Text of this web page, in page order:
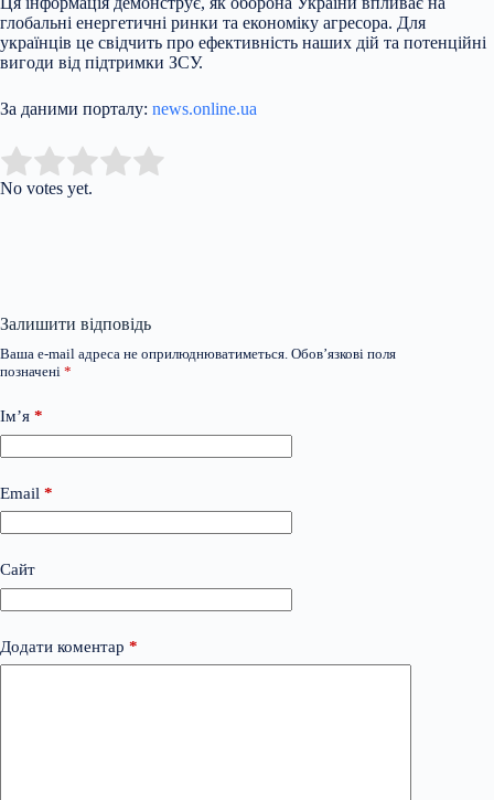
глобальні енергетичні ринки та економіку агресора. Для
українців це свідчить про ефективність наших дій та потенційні
вигоди від підтримки ЗСУ.
За даними порталу: news.online.ua
Rate this item:
No votes yet.
Залишити відповідь
Ваша e-mail адреса не оприлюднюватиметься. Обов’язкові поля
позначені *
Ім’я *
Email *
Сайт
Додати коментар *